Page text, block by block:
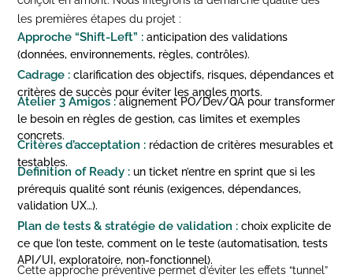
les premières étapes du projet :
Approche “Shift-Left” : anticipation des validations
(données, environnements, règles, contrôles).
Cadrage : clarification des objectifs, risques, dépendances et
critères de succès pour éviter les angles morts.
Atelier 3 Amigos :alignement PO/Dev/QA pour transformer
le besoin en règles de gestion, cas limites et exemples
concrets.
Critères d’acceptation : rédaction de critères mesurables et
testables.
Definition of Ready : un ticket n’entre en sprint que si les
prérequis qualité sont réunis (exigences, dépendances,
validation UX…).
Plan de tests & stratégie de validation : choix explicite de
ce que l’on teste, comment on le teste (automatisation, tests
API/UI, exploratoire, non-fonctionnel).
Cette approche préventive permet d’éviter les effets “tunnel”